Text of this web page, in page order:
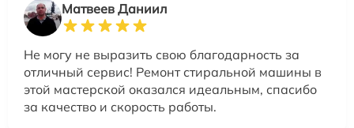
Матвеев Даниил
Не могу не выразить свою благодарность за
отличный сервис! Ремонт стиральной машины в
этой мастерской оказался идеальным, спасибо
за качество и скорость работы.